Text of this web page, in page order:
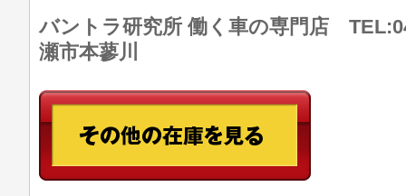
バントラ研究所 働く車の専門店
瀬市本蓼川